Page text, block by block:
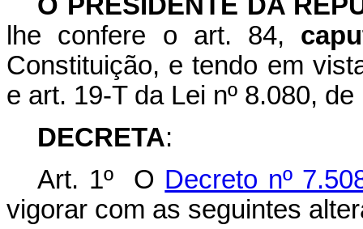
lhe confere o art. 84,
Constituição, e tendo em
e art. 19-T da Lei nº 8.080,
DECRETA:
Art. 1º O Decreto nº
vigorar com as seguintes